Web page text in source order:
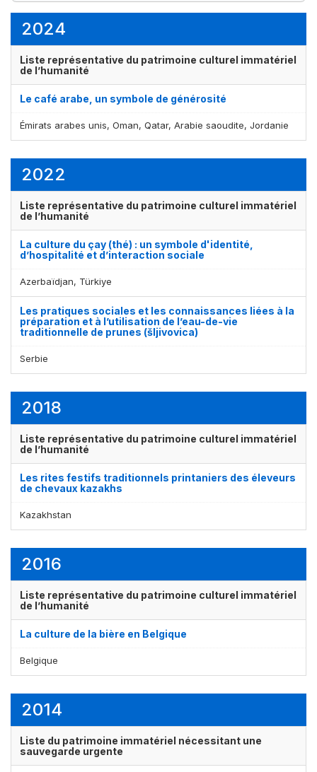
Affichage par et
1
1
2024
Liste représentative du patrimoine culturel immatériel
de l’humanité
Le café arabe, un symbole de générosité
Émirats arabes unis, Oman, Qatar, Arabie saoudite, Jordanie
2022
Liste représentative du patrimoine culturel immatériel
de l’humanité
La culture du çay (thé) : un symbole d'identité,
d’hospitalité et d’interaction sociale
Azerbaïdjan, Türkiye
Les pratiques sociales et les connaissances liées à la
préparation et à l’utilisation de l’eau-de-vie
traditionnelle de prunes (šljivovica)
Serbie
2018
Liste représentative du patrimoine culturel immatériel
de l’humanité
Les rites festifs traditionnels printaniers des éleveurs
de chevaux kazakhs
Kazakhstan
2016
Liste représentative du patrimoine culturel immatériel
de l’humanité
La culture de la bière en Belgique
Belgique
2014
Liste du patrimoine immatériel nécessitant une
sauvegarde urgente